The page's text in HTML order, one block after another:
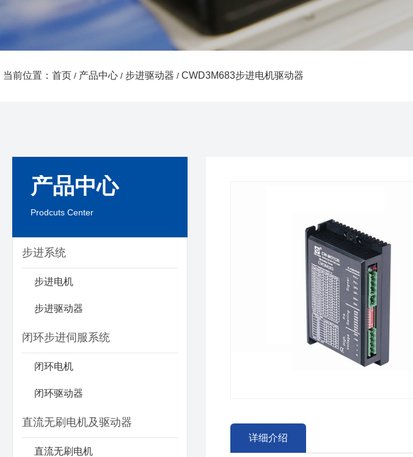
当前位置：首页 / 产品中心 / 步进驱动器 / CWD3M683步进电机驱动器
产品中心
Prodcuts Center
步进系统
步进电机
步进驱动器
闭环步进伺服系统
闭环电机
闭环驱动器
直流无刷电机及驱动器
直流无刷电机
详细介绍